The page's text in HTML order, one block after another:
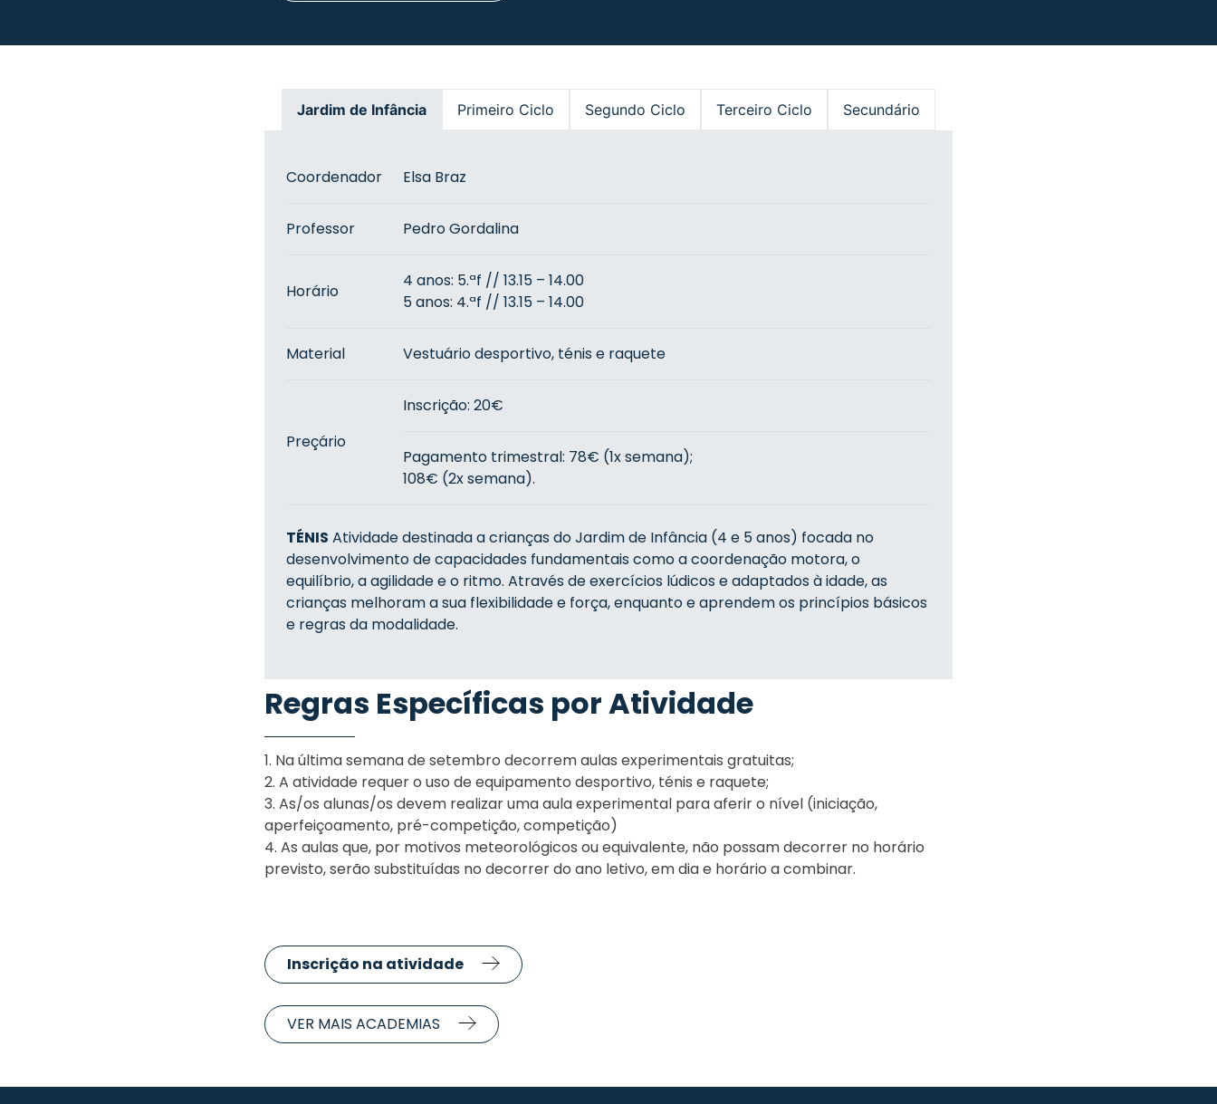
Jardim de Infância Primeiro Ciclo Segundo Ciclo Terceiro Ciclo Secundário
Coordenador Elsa Braz
Professor Pedro Gordalina
Horário
4 anos: 5.ªf // 13.15 – 14.00
5 anos: 4.ªf // 13.15 – 14.00
Material Vestuário desportivo, ténis e raquete
Preçário
Inscrição: 20€
Pagamento trimestral: 78€ (1x semana);
108€ (2x semana).
TÉNIS Atividade destinada a crianças do Jardim de Infância (4 e 5 anos) focada no
desenvolvimento de capacidades fundamentais como a coordenação motora, o
equilíbrio, a agilidade e o ritmo. Através de exercícios lúdicos e adaptados à idade, as
crianças melhoram a sua flexibilidade e força, enquanto e aprendem os princípios básicos
e regras da modalidade.
Regras Específicas por Atividade
1. Na última semana de setembro decorrem aulas experimentais gratuitas;
2. A atividade requer o uso de equipamento desportivo, ténis e raquete;
3. As/os alunas/os devem realizar uma aula experimental para aferir o nível (iniciação,
aperfeiçoamento, pré-competição, competição)
4. As aulas que, por motivos meteorológicos ou equivalente, não possam decorrer no horário
previsto, serão substituídas no decorrer do ano letivo, em dia e horário a combinar.
Inscrição na atividade
VER MAIS ACADEMIAS